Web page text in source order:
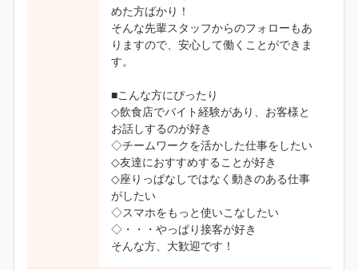
めた方ばかり！
そんな先輩スタッフからのフォローもあ
りますので、安心して働くことができま
す。
■こんな方にぴったり
◇飲食店でバイト経験があり、お客様と
お話しするのが好き
◇チームワークを活かした仕事をしたい
◇友達におすすめすることが好き
◇座りっぱなしではなく動きのある仕事
がしたい
◇スマホをもっと使いこなしたい
◇・・・やっぱり接客が好き
そんな方、大歓迎です！